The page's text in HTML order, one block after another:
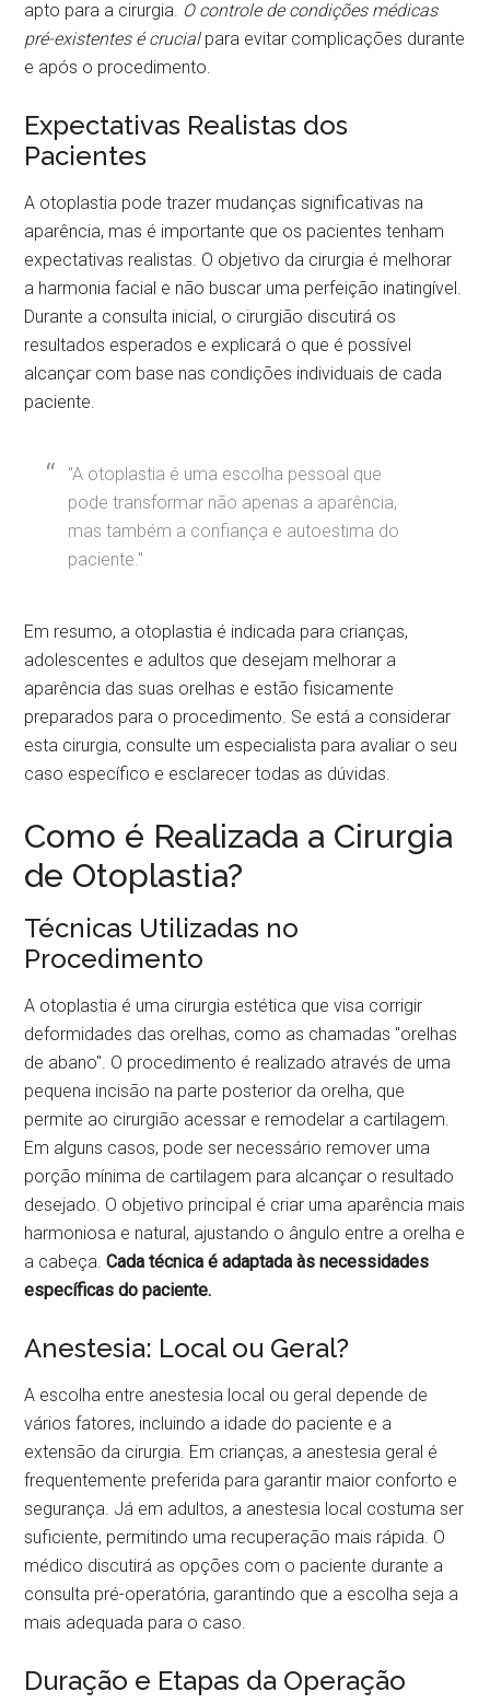
apto para a cirurgia. O controle de condições médicas
pré-existentes é crucialpara evitar complicações durante
e após o procedimento.
Expectativas Realistas dos
Pacientes
A otoplastia pode trazer mudanças significativas na
aparência, mas é importante que os pacientes tenham
expectativas realistas. O objetivo da cirurgia é melhorar
a harmonia facial e não buscar uma perfeição inatingível.
Durante a consulta inicial, o cirurgião discutirá os
resultados esperados e explicará o que é possível
alcançar com base nas condições individuais de cada
paciente.
"A otoplastia é uma escolha pessoal que
pode transformar não apenas a aparência,
mas também a confiança e autoestima do
paciente."
Em resumo, a otoplastia é indicada para crianças,
adolescentes e adultos que desejam melhorar a
aparência das suas orelhas e estão fisicamente
preparados para o procedimento. Se está a considerar
esta cirurgia, consulte um especialista para avaliar o seu
caso específico e esclarecer todas as dúvidas.
Como é Realizada a Cirurgia
de Otoplastia?
Técnicas Utilizadas no
Procedimento
A otoplastia é uma cirurgia estética que visa corrigir
deformidades das orelhas, como as chamadas "orelhas
de abano". O procedimento é realizado através de uma
pequena incisão na parte posterior da orelha, que
permite ao cirurgião acessar e remodelar a cartilagem.
Em alguns casos, pode ser necessário remover uma
porção mínima de cartilagem para alcançar o resultado
desejado. O objetivo principal é criar uma aparência mais
harmoniosa e natural, ajustando o ângulo entre a orelha e
a cabeça.Cada técnica é adaptada às necessidades
específicas do paciente.
Anestesia: Local ou Geral?
A escolha entre anestesia local ou geral depende de
vários fatores, incluindo a idade do paciente e a
extensão da cirurgia. Em crianças, a anestesia geral é
frequentemente preferida para garantir maior conforto e
segurança. Já em adultos, a anestesia local costuma ser
suficiente, permitindo uma recuperação mais rápida. O
médico discutirá as opções com o paciente durante a
consulta pré-operatória, garantindo que a escolha seja a
mais adequada para o caso.
Duração e Etapas da Operação